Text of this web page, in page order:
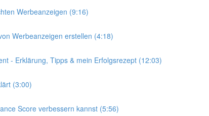
Werbeanzeigen (9:16)
Werbeanzeigen erstellen (4:18)
- Erklärung, Tipps & mein Erfolgsrezept (12:03)
(3:00)
Score verbessern kannst (5:56)